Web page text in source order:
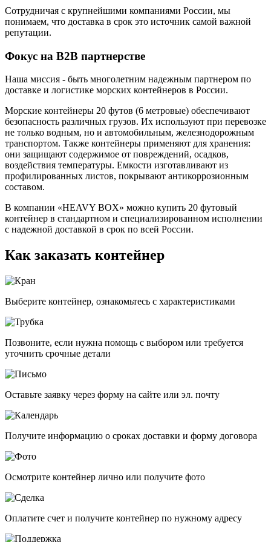
Сотрудничая с крупнейшими компаниями России, мы
понимаем, что доставка в срок это источник самой важной
репутации.
Фокус на B2B партнерстве
Наша миссия - быть многолетним надежным партнером по
доставке и логистике морских контейнеров в России.
Морские контейнеры 20 футов (6 метровые) обеспечивают
безопасность различных грузов. Их используют при перевозке
не только водным, но и автомобильным, железнодорожным
транспортом. Также контейнеры применяют для хранения:
они защищают содержимое от повреждений, осадков,
воздействия температуры. Емкости изготавливают из
профилированных листов, покрывают антикоррозионным
составом.
В компании «HEAVY BOX» можно купить 20 футовый
контейнер в стандартном и специализированном исполнении
с надежной доставкой в срок по всей России.
Как заказать контейнер
Выберите контейнер, ознакомьтесь с характеристиками
Позвоните, если нужна помощь с выбором или требуется
уточнить срочные детали
Оставьте заявку через форму на сайте или эл. почту
Получите информацию о сроках доставки и форму договора
Осмотрите контейнер лично или получите фото
Оплатите счет и получите контейнер по нужному адресу